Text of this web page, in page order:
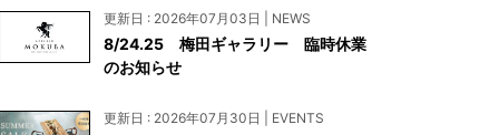
工務店様・設計会社様向けお問い合わせ
一枚板買い取りに関して
更新日 : 2026年07月03日 | NEWS
8/24.25 梅田ギャラリー 臨時休業
のお知らせ
更新日 : 2026年07月30日 | EVENTS